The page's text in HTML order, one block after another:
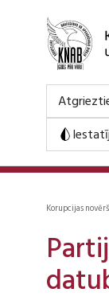
Korupcijas